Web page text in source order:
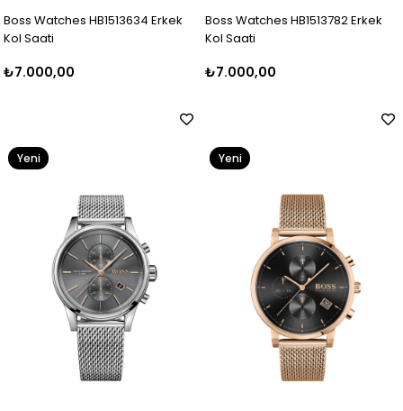
Boss Watches HB1513634 Erkek
Kol Saati
₺7.000,00
Boss Watches HB1513782 Erkek
Kol Saati
₺7.000,00
Yeni
Yeni